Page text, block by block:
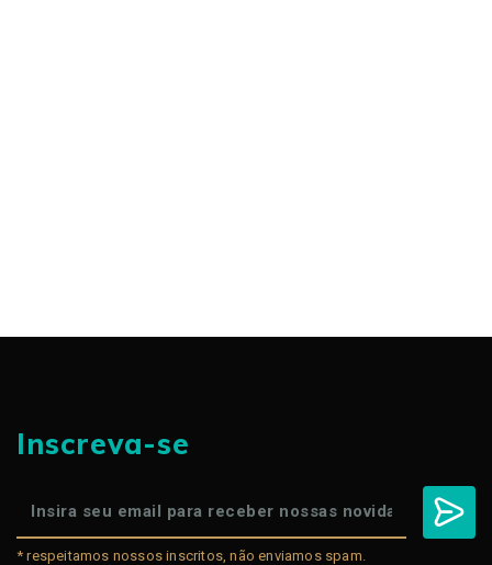
Inscreva-se
* respeitamos nossos inscritos, não enviamos spam.